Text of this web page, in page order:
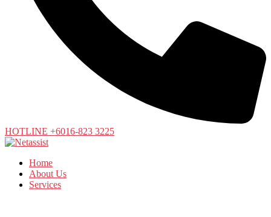
HOTLINE +6016-823 3225
Home
About Us
Services